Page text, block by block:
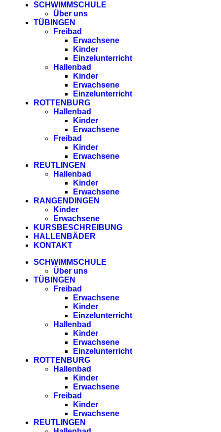
SCHWIMMSCHULE
Über uns
TÜBINGEN
Freibad
Erwachsene
Kinder
Einzelunterricht
Hallenbad
Kinder
Erwachsene
Einzelunterricht
ROTTENBURG
Hallenbad
Kinder
Erwachsene
Freibad
Kinder
Erwachsene
REUTLINGEN
Hallenbad
Kinder
Erwachsene
RANGENDINGEN
Kinder
Erwachsene
KURSBESCHREIBUNG
HALLENBÄDER
KONTAKT
SCHWIMMSCHULE
Über uns
TÜBINGEN
Freibad
Erwachsene
Kinder
Einzelunterricht
Hallenbad
Kinder
Erwachsene
Einzelunterricht
ROTTENBURG
Hallenbad
Kinder
Erwachsene
Freibad
Kinder
Erwachsene
REUTLINGEN